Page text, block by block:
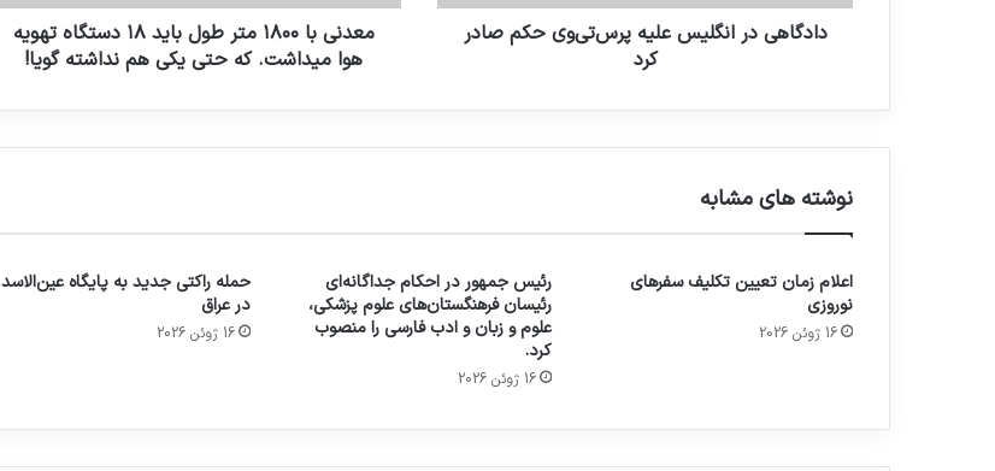
دادگاهی در انگلیس علیه پرس‌تی‌وی حکم صادر
کرد
معدني با ١٨٠٠ متر طول بايد ١٨ دستگاه تهويه
هوا ميداشت. كه حتي يكي هم نداشته گویا!
نوشته های مشابه
اعلام زمان تعیین تکلیف سفرهای
نوروزی
16 ژوئن 2026
رئیس جمهور در احکام جداگانه‌ای
رئیسان فرهنگستان‌های علوم پزشکی،
علوم و زبان و ادب فارسی را منصوب
کرد.
16 ژوئن 2026
حمله راکتی جدید به پایگاه عین‌الاسد
در عراق
16 ژوئن 2026